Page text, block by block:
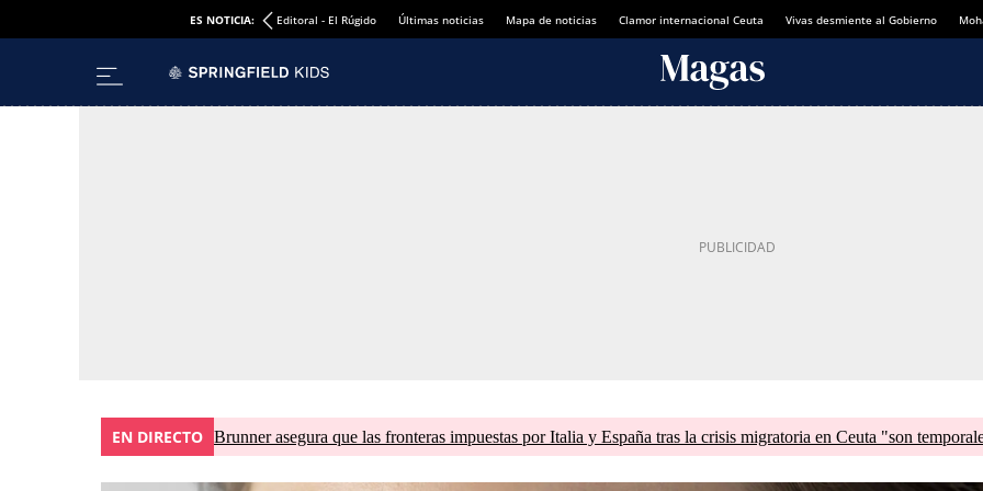
ES NOTICIA: Editoral - El Rúgido Últimas noticias Mapa de noticias Clamor internacional Ceuta Vivas desmiente al Gobierno
EN DIRECTO Brunner asegura que las fronteras impuestas por Italia y España tras la crisis migratoria en Ceuta "son